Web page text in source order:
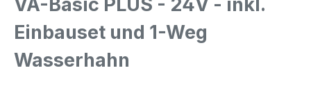
VA-Basic PLUS - 24V - inkl.
Einbauset und 1-Weg
Wasserhahn